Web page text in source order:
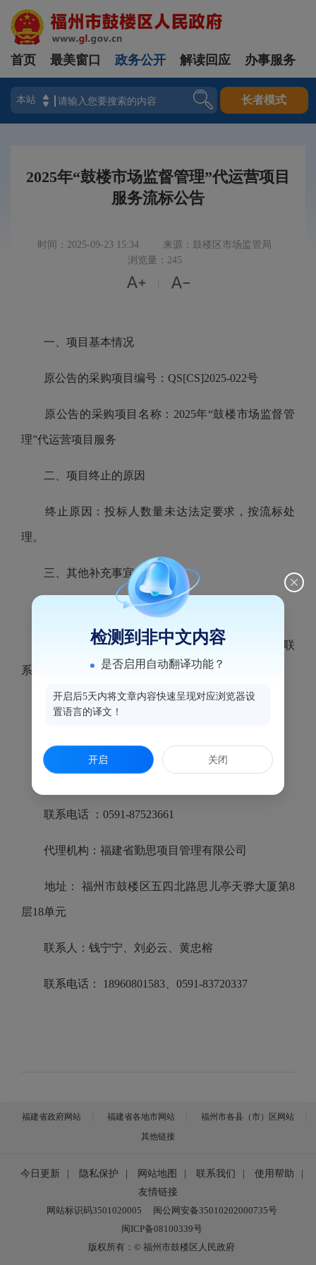
登录
首页 最美窗口 政务公开 解读回应 办事服务
长者模式
2025年“鼓楼市场监督管理”代运营项目
服务流标公告
时间：2025-09-23 15:34
来源：鼓楼区市场监管局
浏览量：245
 
一、项目基本情况
原公告的采购项目编号：QS[CS]2025-022号
原公告的采购项目名称：2025年“鼓楼市场监督管
理”代运营项目服务
二、项目终止的原因
终止原因：投标人数量未达法定要求，按流标处
理。
三、其他补充事宜
无
四、凡对本次公告内容提出询问，请按以下方式联
系。
采购人：福州市鼓楼区市场监督管理局
联系电话 ：0591-87523661
代理机构：福建省勤思项目管理有限公司
地址： 福州市鼓楼区五四北路思儿亭天骅大厦第8
层18单元
联系人：钱宁宁、刘必云、黄忠榕
联系电话： 18960801583 、0591-83720337
福建省政府网站 福建省各地市网站
福州市各县（市）区网站
其他链接
今日更新 隐私保护 网站地图 联系我们 使用帮助
友情链接
网站标识码3501020005
闽公网安备35010202000735号
闽ICP备08100339号
版权所有：© 福州市鼓楼区人民政府
检测到非中文内容
是否启用自动翻译功能？
开启后5天内将文章内容快速呈现对应浏览器设
置语言的译文！
开启 关闭